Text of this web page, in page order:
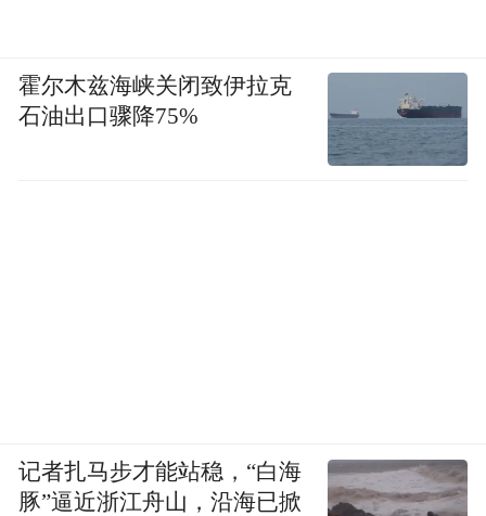
霍尔木兹海峡关闭致伊拉克
石油出口骤降75%
记者扎马步才能站稳，“白海
豚”逼近浙江舟山，沿海已掀